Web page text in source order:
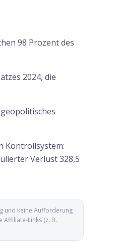
98 Prozent des
2024, die
Kontrollsystem:
Verlust 328,5
und keine Aufforderung
Links (z. B.